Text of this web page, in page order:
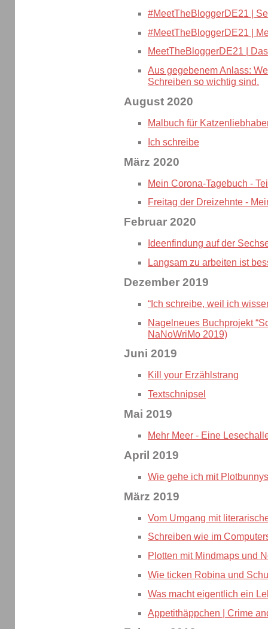
#MeetTheBloggerDE21 |
#MeetTheBloggerDE21 |
MeetTheBloggerDE21 |
Aus gegebenem Anlass:
Schreiben so wichtig sind.
August 2020
Malbuch für
Ich schreibe
März 2020
Mein Corona-Tagebuch -
Freitag der Dreizehnte -
Februar 2020
Ideenfindung auf der
Langsam zu arbeiten ist
Dezember 2019
“Ich schreibe, weil ich
Nagelneues Buchprojekt
NaNoWriMo 2019)
Juni 2019
Kill your Erzählstrang
Textschnipsel
Mai 2019
Mehr Meer - Eine
April 2019
Wie gehe ich mit
März 2019
Vom Umgang mit
Schreiben wie im
Plotten mit Mindmaps und
Wie ticken Robina und
Was macht eigentlich ein
Appetithäppchen | Crime